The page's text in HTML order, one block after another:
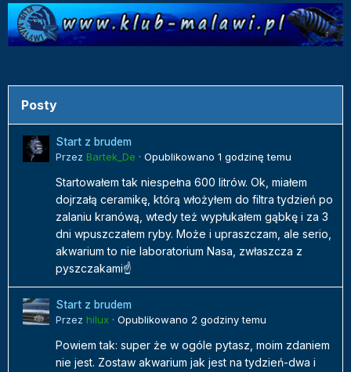
Posty
Start z brudem
Przez Bartek_De · Opublikowano 1 godzinę temu
Startowałem tak niespełna 600 litrów. Ok, miałem
dojrzałą ceramikę, którą włożyłem do filtra tydzień po
zalaniu kranówą, wtedy też wypłukałem gąbkę i za 3
dni wpuszczałem ryby. Może i upraszczam, ale serio,
akwarium to nie laboratorium Nasa, zwłaszcza z
pyszczakami☝️
Start z brudem
Przez hilux · Opublikowano 2 godziny temu
Powiem tak: super że w ogóle pytasz, moim zdaniem
nie jest. Zostaw akwarium jak jest na tydzień-dwa i